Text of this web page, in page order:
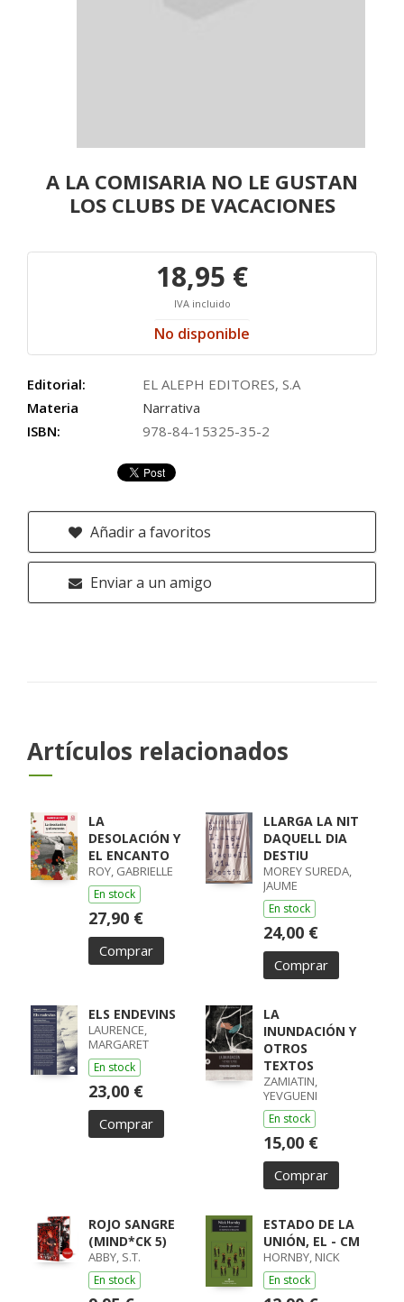
A LA COMISARIA NO LE GUSTAN
LOS CLUBS DE VACACIONES
18,95 €
IVA incluido
No disponible
Editorial:
EL ALEPH EDITORES, S.A
Materia
Narrativa
ISBN:
978-84-15325-35-2
Añadir a favoritos
Enviar a un amigo
Artículos relacionados
LA
DESOLACIÓN Y
EL ENCANTO
ROY, GABRIELLE
En stock
27,90 €
Comprar
LLARGA LA NIT
DAQUELL DIA
DESTIU
MOREY SUREDA,
JAUME
En stock
24,00 €
Comprar
ELS ENDEVINS
LAURENCE,
MARGARET
En stock
23,00 €
Comprar
LA
INUNDACIÓN Y
OTROS
TEXTOS
ZAMIATIN,
YEVGUENI
En stock
15,00 €
Comprar
ROJO SANGRE
(MIND*CK 5)
ABBY, S.T.
En stock
ESTADO DE LA
UNIÓN, EL - CM
HORNBY, NICK
En stock